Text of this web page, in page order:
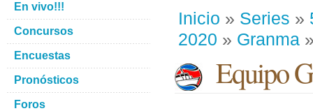
Inicio » Series »
2020 » Granma
Equipo
En vivo!!!
Concursos
Encuestas
Pronósticos
Foros